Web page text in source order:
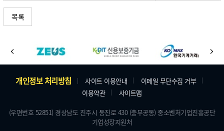
목록
로 이
전
다
음
개인정보 처리방침 사이트 이용안내
이메일 무단수집 거부
이용약관
사이트맵
(우편번호 52851) 경상남도 진주시 동진로 430 (충무공동) 중소벤처기업진흥공단
기업성장지원처